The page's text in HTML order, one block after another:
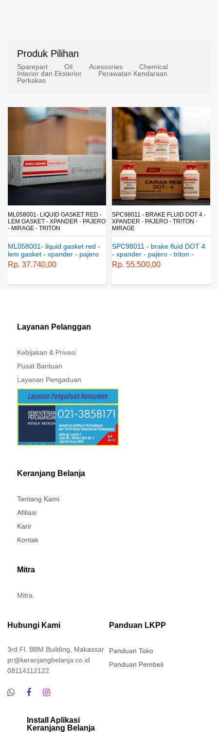
Produk Pilihan
Sparepart Oil Acessories
Chemical
Interior dan Eksterior
Perawatan Kendaraan
Perkakas
ML058001- LIQUID GASKET RED -
LEM GASKET - XPANDER - PAJERO
- MIRAGE - TRITON
ML058001- liquid gasket red -
lem gasket - xpander - pajero
- mirage - triton
Rp. 37.740,00
SPC98011 - BRAKE FLUID DOT 4 -
XPANDER - PAJERO - TRITON -
MIRAGE
SPC98011 - brake fluid DOT 4
- xpander - pajero - triton -
mirage
Rp. 55.500,00
Layanan Pelanggan
Kebijakan & Privasi
Pusat Bantuan
Layanan Pengaduan
Keranjang Belanja
Tentang Kami
Afiliasi
Karir
Kontak
Mitra
Mitra
Hubungi Kami
3rd Fl. BBM Building, Makassar
pr@keranjangbelanja.co.id
08114112122
Panduan LKPP
Panduan Toko
Panduan Pembeli
Install Aplikasi
Keranjang Belanja